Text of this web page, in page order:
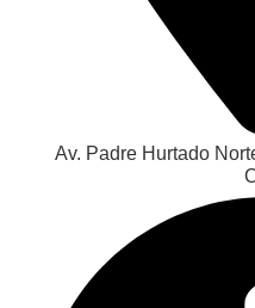
Av. Padre Hurtado